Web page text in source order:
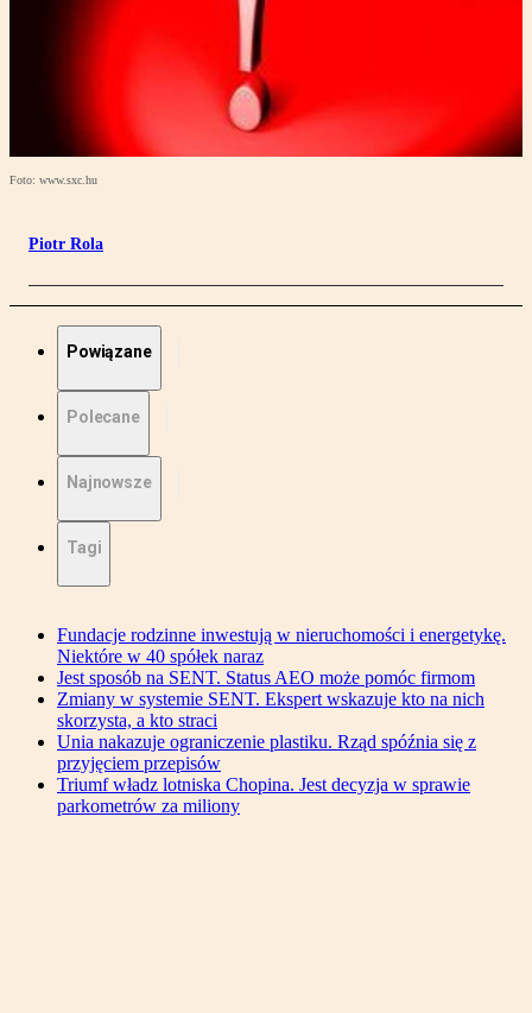
Foto: www.sxc.hu
Piotr Rola
Powiązane
Polecane
Najnowsze
Tagi
Fundacje rodzinne inwestują w nieruchomości i energetykę.
Niektóre w 40 spółek naraz
Jest sposób na SENT. Status AEO może pomóc firmom
Zmiany w systemie SENT. Ekspert wskazuje kto na nich
skorzysta, a kto straci
Unia nakazuje ograniczenie plastiku. Rząd spóźnia się z
przyjęciem przepisów
Triumf władz lotniska Chopina. Jest decyzja w sprawie
parkometrów za miliony